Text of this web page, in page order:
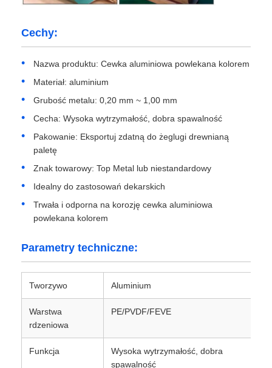
Wycieczka po fabryce
Nowości
Sprawy
Rolka folii aluminiowej
Cechy:
Nazwa produktu: Cewka aluminiowa powlekana kolorem
Materiał: aluminium
Grubość metalu: 0,20 mm ~ 1,00 mm
Cecha: Wysoka wytrzymałość, dobra spawalność
Pakowanie: Eksportuj zdatną do żeglugi drewnianą
paletę
Znak towarowy: Top Metal lub niestandardowy
Idealny do zastosowań dekarskich
Trwała i odporna na korozję cewka aluminiowa
powlekana kolorem
Parametry techniczne:
Tworzywo Aluminium
Warstwa
rdzeniowa
PE/PVDF/FEVE
Funkcja
Wysoka wytrzymałość, dobra
spawalność